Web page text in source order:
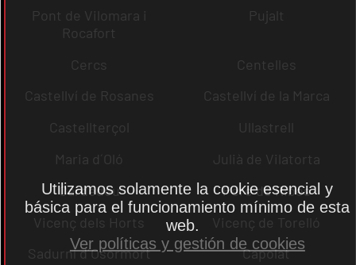
Pont de Vilomara i
Rocafort
Pujalt
Cercs
Centelles
Castellví de Rosanes
Castellví de la Marca
Castellterçol
Ullastrell
Maria d´Oló
Julià de Vilatorta
Cardedeu
Pere de Ribes
Vicenç dels Horts
Vicenç de Torelló
Sadurní d´Osormort
Capolat
Utilizamos solamente la cookie esencial y
básica para el funcionamiento mínimo de esta
web.
Ver políticas y gestión de cookies